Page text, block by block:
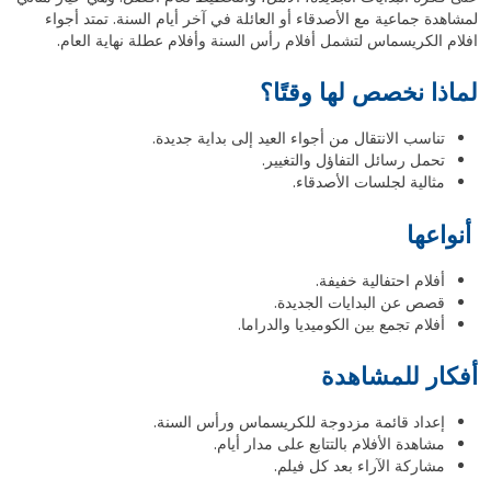
لمشاهدة جماعية مع الأصدقاء أو العائلة في آخر أيام السنة. تمتد أجواء
افلام الكريسماس لتشمل أفلام رأس السنة وأفلام عطلة نهاية العام.
لماذا نخصص لها وقتًا؟
تناسب الانتقال من أجواء العيد إلى بداية جديدة.
تحمل رسائل التفاؤل والتغيير.
مثالية لجلسات الأصدقاء.
أنواعها
أفلام احتفالية خفيفة.
قصص عن البدايات الجديدة.
أفلام تجمع بين الكوميديا والدراما.
أفكار للمشاهدة
إعداد قائمة مزدوجة للكريسماس ورأس السنة.
مشاهدة الأفلام بالتتابع على مدار أيام.
مشاركة الآراء بعد كل فيلم.